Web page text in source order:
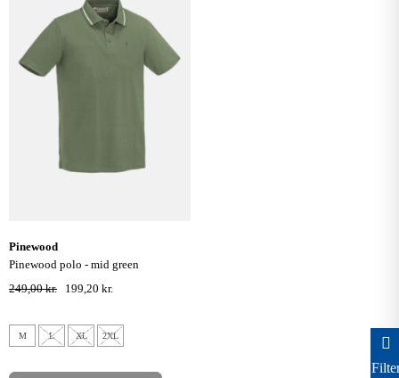
pinewood
pinewood polo - mid green
249,00 kr.
199,20 kr.
M L XL 2XL